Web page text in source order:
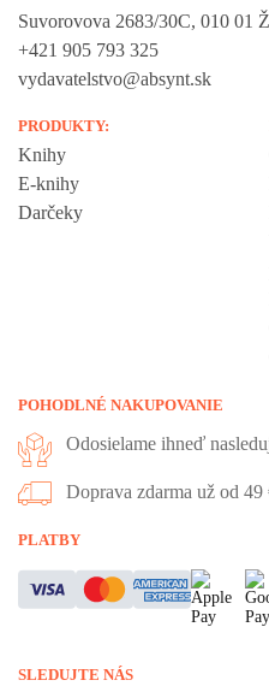
Suvorovova 2683/30C, 010 01
+421 905 793 325
vydavatelstvo@absynt.sk
PRODUKTY:
Knihy
E-knihy
Darčeky
POHODLNÉ NAKUPOVANIE
Odosielame ihneď
Doprava zdarma už od 49
PLATBY
SLEDUJTE NÁS
Vážime si vaše
Táto stránka používa cookies,
prehliadania. Všetky dôležité
všetkých cookies, ktoré sa